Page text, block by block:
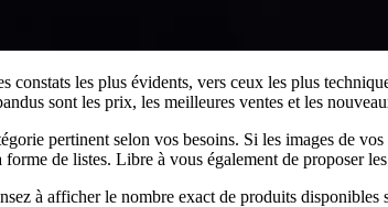
constats les plus évidents, vers ceux les plus
sont les prix, les meilleures ventes et les
pertinent selon vos besoins. Si les images de
de listes. Libre à vous également de proposer
à afficher le nombre exact de produits